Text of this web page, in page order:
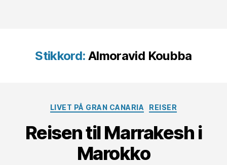
Stikkord: Almoravid Koubba
Kategorier
LIVET PÅ GRAN CANARIA REISER
Reisen til Marrakesh i
Marokko